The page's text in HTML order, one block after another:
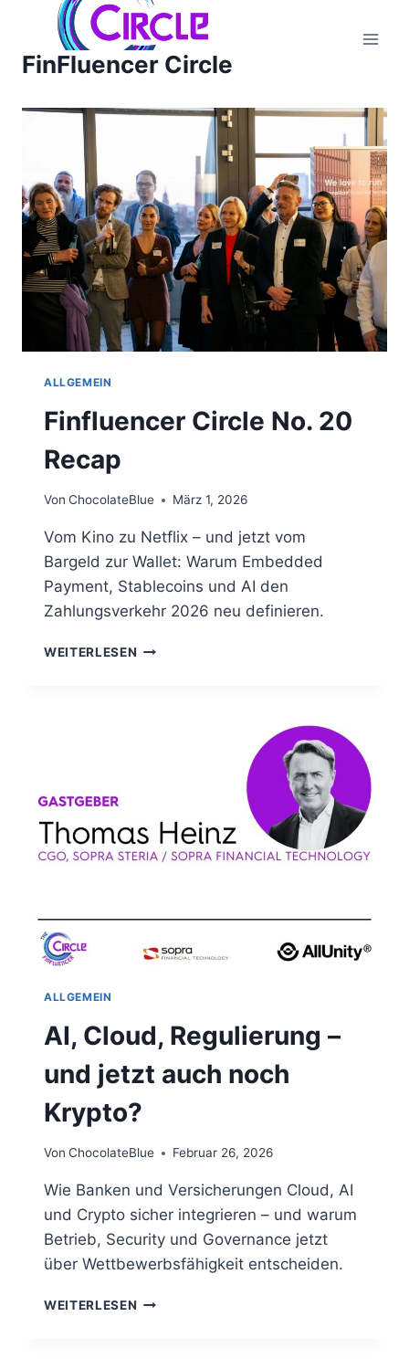
springen
FinFluencer Circle
ALLGEMEIN
Finfluencer Circle No. 20
Recap
Von ChocolateBlue März 1, 2026
Vom Kino zu Netflix – und jetzt vom
Bargeld zur Wallet: Warum Embedded
Payment, Stablecoins und AI den
Zahlungsverkehr 2026 neu definieren.
WEITERLESEN FINFLUENCER
ALLGEMEIN
AI, Cloud, Regulierung –
und jetzt auch noch
Krypto?
Von ChocolateBlue Februar 26, 2026
Wie Banken und Versicherungen Cloud, AI
und Crypto sicher integrieren – und warum
Betrieb, Security und Governance jetzt
über Wettbewerbsfähigkeit entscheiden.
WEITERLESEN AI,